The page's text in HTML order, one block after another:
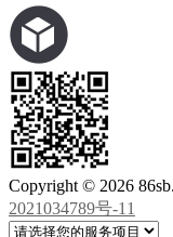
Copyright © 2026
2021034789号-11